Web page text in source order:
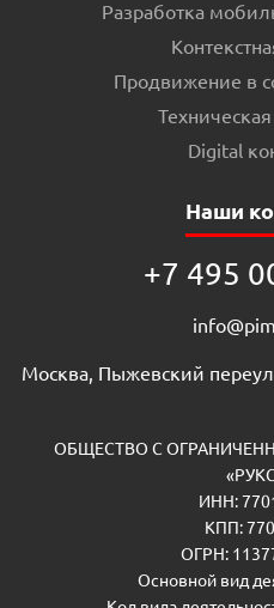
Разработка
Продвижение в
Digital
Наши
+7 495
Москва, Пыжевский
ОБЩЕСТВО С
ИНН:
КПП:
ОГРН:
Основной вид